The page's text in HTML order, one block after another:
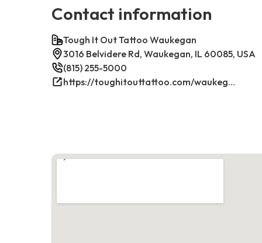
Contact information
Tough It Out Tattoo Waukegan
3016 Belvidere Rd, Waukegan, IL 60085, USA
(815) 255-5000
https://toughitouttattoo.com/waukegan/